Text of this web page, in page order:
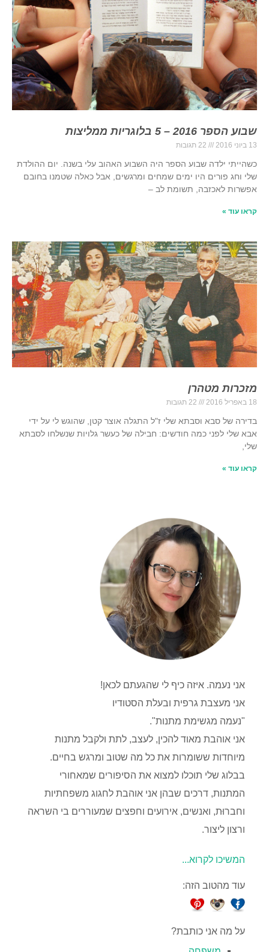
אני נעמה. איזה כיף לי שהגעתם לכאן!
אני מעצבת גרפית ובעלת הסטודיו
"נעמה מגשימת מתנות".
אני אוהבת מאוד להכין, לעצב, לתת ולקבל מתנות
מיוחדות ששומרות את כל מה שטוב ומרגש בחיים.
בבלוג שלי תוכלו למצוא את הסיפורים שמאחורי
המתנות, דרכים שבהן אני אוהבת לחגוג משפחתיות
וחברוּת, ואנשים, אירועים וחפצים שמעוררים בי השראה
ורצון ליצור.
המשיכו לקרוא...
עוד מהטוב הזה:
על מה אני כותבת?
שבוע הספר 2016 – 5 בלוגריות ממליצות
13 ביוני 2016
כשהייתי ילדה שבוע הספר היה השבוע האהוב עלי בשנה. יום ההולדת
שלי וחג פורים היו ימים שמחים ומרגשים, אבל כאלה שטמנו בחובם
אפשרות לאכזבה, תשומת לב –
קראו עוד »
מזכרות מטהרן
18 באפריל 2016
בדירה של סבא וסבתא שלי ז"ל התגלה אוצר קטן, שהוגש לי על ידי
אבא שלי לפני כמה חודשים: חבילה של כעשר גלויות שנשלחו לסבתא
שלי,
קראו עוד »